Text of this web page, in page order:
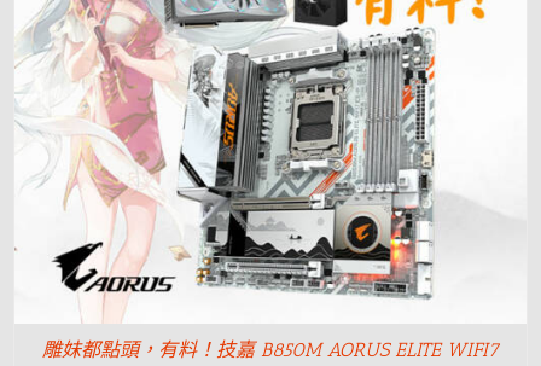
雕妹都點頭，有料！技嘉 B850M AORUS ELITE WIFI7